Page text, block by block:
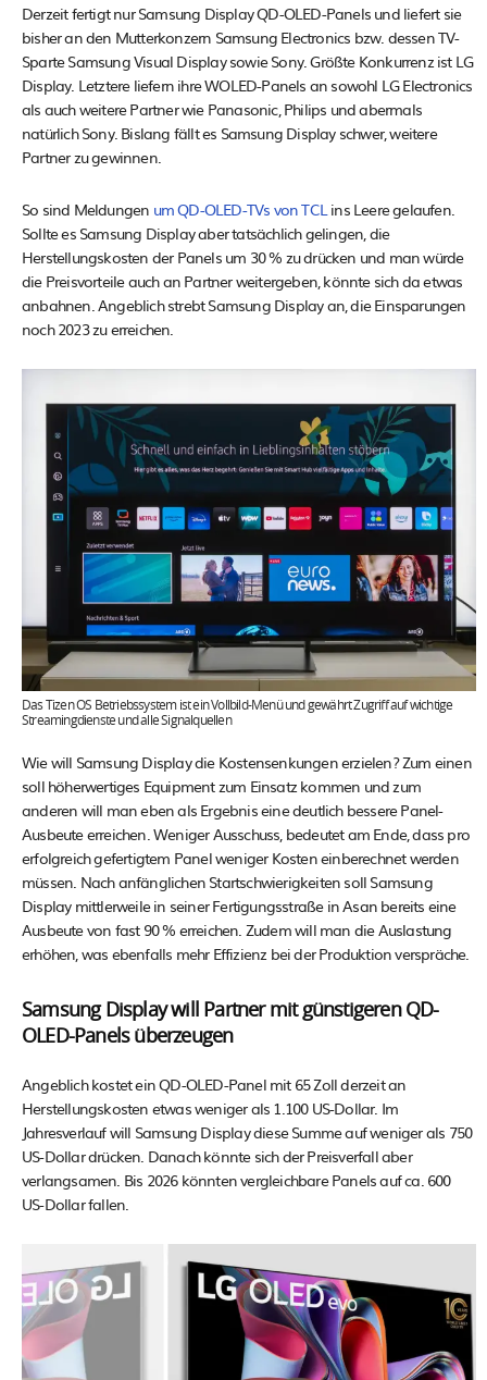
Derzeit fertigt nur Samsung Display QD-OLED-Panels und liefert sie
bisher an den Mutterkonzern Samsung Electronics bzw. dessen TV-
Sparte Samsung Visual Display sowie Sony. Größte Konkurrenz ist LG
Display. Letztere liefern ihre WOLED-Panels an sowohl LG Electronics
als auch weitere Partner wie Panasonic, Philips und abermals
natürlich Sony. Bislang fällt es Samsung Display schwer, weitere
Partner zu gewinnen.
So sind Meldungen um QD-OLED-TVs von TCL ins Leere gelaufen.
Sollte es Samsung Display aber tatsächlich gelingen, die
Herstellungskosten der Panels um 30 % zu drücken und man würde
die Preisvorteile auch an Partner weitergeben, könnte sich da etwas
anbahnen. Angeblich strebt Samsung Display an, die Einsparungen
noch 2023 zu erreichen.
Das Tizen OS Betriebssystem ist ein Vollbild-Menü und gewährt Zugriff auf wichtige
Streamingdienste und alle Signalquellen
Wie will Samsung Display die Kostensenkungen erzielen? Zum einen
soll höherwertiges Equipment zum Einsatz kommen und zum
anderen will man eben als Ergebnis eine deutlich bessere Panel-
Ausbeute erreichen. Weniger Ausschuss, bedeutet am Ende, dass pro
erfolgreich gefertigtem Panel weniger Kosten einberechnet werden
müssen. Nach anfänglichen Startschwierigkeiten soll Samsung
Display mittlerweile in seiner Fertigungsstraße in Asan bereits eine
Ausbeute von fast 90 % erreichen. Zudem will man die Auslastung
erhöhen, was ebenfalls mehr Effizienz bei der Produktion verspräche.
Samsung Display will Partner mit günstigeren QD-
OLED-Panels überzeugen
Angeblich kostet ein QD-OLED-Panel mit 65 Zoll derzeit an
Herstellungskosten etwas weniger als 1.100 US-Dollar. Im
Jahresverlauf will Samsung Display diese Summe auf weniger als 750
US-Dollar drücken. Danach könnte sich der Preisverfall aber
verlangsamen. Bis 2026 könnten vergleichbare Panels auf ca. 600
US-Dollar fallen.